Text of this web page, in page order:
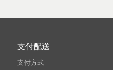
支付配送
支付方式